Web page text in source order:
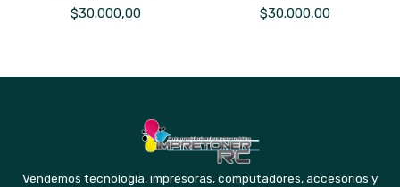
$30.000,00 $30.000,00
Vendemos tecnología, impresoras, computadores, accesorios y